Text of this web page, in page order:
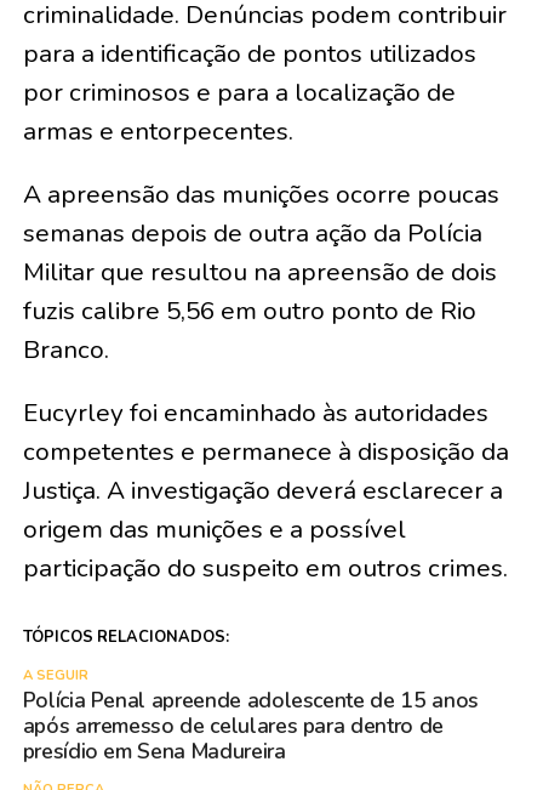
criminalidade. Denúncias podem contribuir
para a identificação de pontos utilizados
por criminosos e para a localização de
armas e entorpecentes.
A apreensão das munições ocorre poucas
semanas depois de outra ação da Polícia
Militar que resultou na apreensão de dois
fuzis calibre 5,56 em outro ponto de Rio
Branco.
Eucyrley foi encaminhado às autoridades
competentes e permanece à disposição da
Justiça. A investigação deverá esclarecer a
origem das munições e a possível
participação do suspeito em outros crimes.
TÓPICOS RELACIONADOS:
A SEGUIR
Polícia Penal apreende adolescente de 15 anos
após arremesso de celulares para dentro de
presídio em Sena Madureira